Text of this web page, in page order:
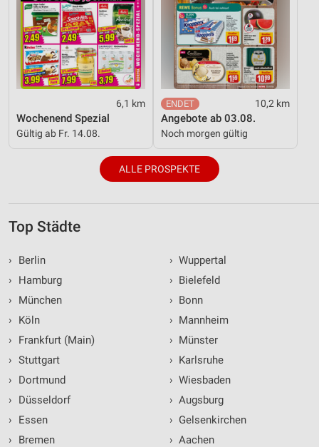
6,1 km
Wochenend Spezial
Gültig ab Fr. 14.08.
10,2 km
Angebote ab 03.08.
Noch morgen gültig
ALLE PROSPEKTE
Top Städte
›
Berlin
›
Hamburg
›
München
›
Köln
›
Frankfurt (Main)
› Stuttgart
›
Dortmund
›
Düsseldorf
›
Essen
›
Bremen
› Wuppertal
› Bielefeld
› Bonn
› Mannheim
› Münster
› Karlsruhe
› Wiesbaden
› Augsburg
› Gelsenkirchen
› Aachen